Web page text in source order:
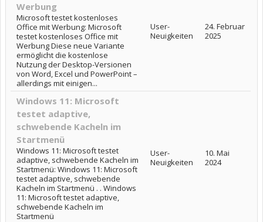
Werbung
Microsoft testet kostenloses
Office mit Werbung: Microsoft
testet kostenloses Office mit
Werbung Diese neue Variante
ermöglicht die kostenlose
Nutzung der Desktop-Versionen
von Word, Excel und PowerPoint –
allerdings mit einigen...
User-
Neuigkeiten
24. Februar
2025
Windows 11: Microsoft
testet adaptive,
schwebende Kacheln im
Startmenü
Windows 11: Microsoft testet
adaptive, schwebende Kacheln im
Startmenü: Windows 11: Microsoft
testet adaptive, schwebende
Kacheln im Startmenü . . Windows
11: Microsoft testet adaptive,
schwebende Kacheln im
Startmenü
User-
Neuigkeiten
10. Mai
2024